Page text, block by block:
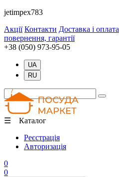
jetimpex783
Акції Контакти Доставка і оплата
повернення, гарантії
+38 (050) 973-95-05
UA
RU
☰ Каталог
Реєстрація
Авторизація
0
0